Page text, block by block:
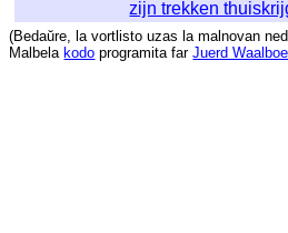
zijn trekken
(Bedaŭre, la vortlisto uzas la malnovan
Malbela kodo programita far Juerd